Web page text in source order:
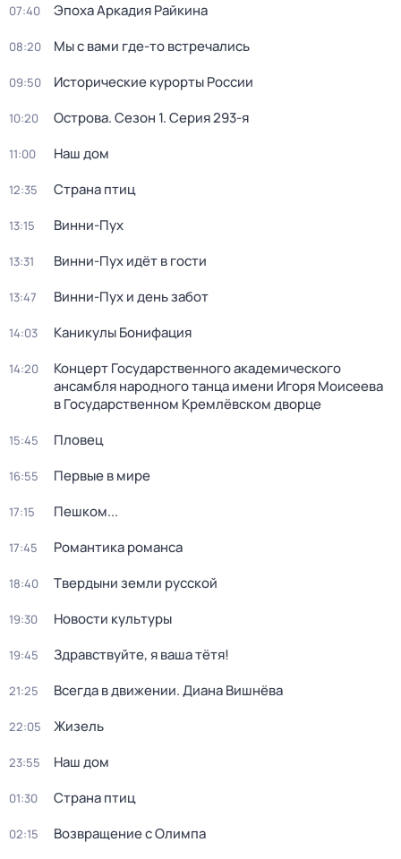
07:40 Эпоха Аркадия Райкина
08:20 Мы с вами где-то встречались
09:50 Исторические курорты России
10:20 Острова. Сезон 1. Серия 293-я
11:00 Наш дом
12:35 Страна птиц
13:15 Винни-Пух
13:31 Винни-Пух идёт в гости
13:47 Винни-Пух и день забот
14:03 Каникулы Бонифация
14:20
Концерт Государственного академического
ансамбля народного танца имени Игоря Моисеева
в Государственном Кремлёвском дворце
15:45 Пловец
16:55 Первые в мире
17:15 Пешком...
17:45 Романтика романса
18:40 Твердыни земли русской
19:30 Новости культуры
19:45 Здравствуйте, я ваша тётя!
21:25 Всегда в движении. Диана Вишнёва
22:05 Жизель
23:55 Наш дом
01:30 Страна птиц
02:15 Возвращение с Олимпа